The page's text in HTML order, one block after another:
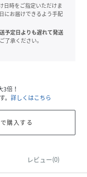
時をご指定いただけま
にお届けできるよう手配
予定日よりも遅れて発送
了承ください。
3倍！
詳しくはこちら
購入する
レビュー(0)